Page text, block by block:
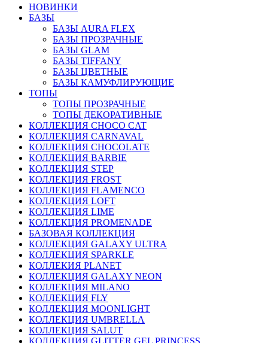
НОВИНКИ
БАЗЫ
БАЗЫ AURA FLEX
БАЗЫ ПРОЗРАЧНЫЕ
БАЗЫ GLAM
БАЗЫ TIFFANY
БАЗЫ ЦВЕТНЫЕ
БАЗЫ КАМУФЛИРУЮЩИЕ
ТОПЫ
ТОПЫ ПРОЗРАЧНЫЕ
ТОПЫ ДЕКОРАТИВНЫЕ
КОЛЛЕКЦИЯ CHOCO CAT
КОЛЛЕКЦИЯ CARNAVAL
КОЛЛЕКЦИЯ CHOCOLATE
КОЛЛЕКЦИЯ BARBIE
КОЛЛЕКЦИЯ STEP
КОЛЛЕКЦИЯ FROST
КОЛЛЕКЦИЯ FLAMENCO
КОЛЛЕКЦИЯ LOFT
КОЛЛЕКЦИЯ LIME
КОЛЛЕКЦИЯ PROMENADE
БАЗОВАЯ КОЛЛЕКЦИЯ
КОЛЛЕКЦИЯ GALAXY ULTRA
КОЛЛЕКЦИЯ SPARKLE
КОЛЛЕКИЯ PLANET
КОЛЛЕКЦИЯ GALAXY NEON
КОЛЛЕКЦИЯ MILANO
КОЛЛЕКЦИЯ FLY
КОЛЛЕКЦИЯ MOONLIGHT
КОЛЛЕКЦИЯ UMBRELLA
КОЛЛЕКЦИЯ SALUT
КОЛЛЕКЦИЯ GLITTER GEL PRINCESS